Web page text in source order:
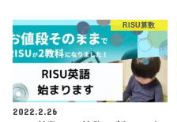
RISU算数
2022.2.26